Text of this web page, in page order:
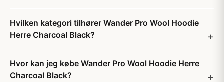
Hvilken kategori tilhører Wander Pro Wool Hoodie
Herre Charcoal Black?
Hvor kan jeg købe Wander Pro Wool Hoodie Herre
Charcoal Black?